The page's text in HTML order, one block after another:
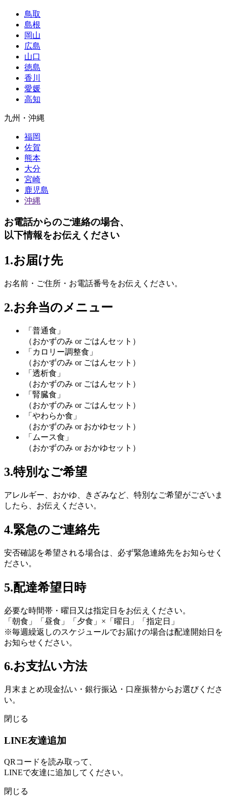
鳥取
島根
岡山
広島
山口
徳島
香川
愛媛
高知
九州・沖縄
福岡
佐賀
熊本
大分
宮崎
鹿児島
沖縄
お電話からのご連絡の場合、
以下情報をお伝えください
1.お届け先
お名前・ご住所・お電話番号をお伝えください。
2.お弁当のメニュー
「普通食」
（おかずのみ or ごはんセット）
「カロリー調整食」
（おかずのみ or ごはんセット）
「透析食」
（おかずのみ or ごはんセット）
「腎臓食」
（おかずのみ or ごはんセット）
「やわらか食」
（おかずのみ or おかゆセット）
「ムース食」
（おかずのみ or おかゆセット）
3.特別なご希望
アレルギー、おかゆ、きざみなど、特別なご希望がございま
したら、お伝えください。
4.緊急のご連絡先
安否確認を希望される場合は、必ず緊急連絡先をお知らせく
ださい。
5.配達希望日時
必要な時間帯・曜日又は指定日をお伝えください。
「朝食」「昼食」「夕食」×「曜日」「指定日」
※毎週繰返しのスケジュールでお届けの場合は配達開始日 を
お知らせください。
6.お支払い方法
月末まとめ現金払い・銀行振込・口座振替からお選びくださ
い。
閉じる
LINE友達追加
QRコードを読み取って、
LINEで友達に追加してください。
閉じる